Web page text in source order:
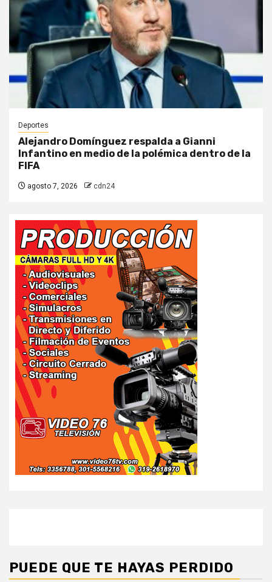
Deportes
Alejandro Domínguez respalda a Gianni
Infantino en medio de la polémica dentro de la
FIFA
agosto 7, 2026 cdn24
PUEDE QUE TE HAYAS PERDIDO